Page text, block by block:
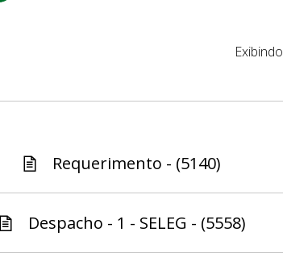
Exibindo
Requerimento - (5140)
Despacho - 1 - SELEG - (5558)